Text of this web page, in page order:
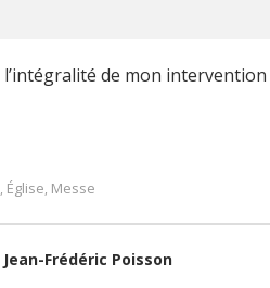
l’intégralité de mon intervention
, Église, Messe
Jean-Frédéric Poisson